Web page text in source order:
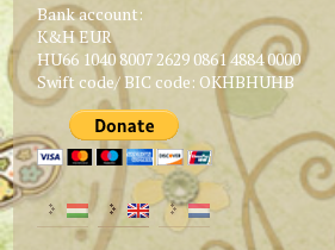
Bank account:
K&H EUR
HU66 1040 8007 2629 0861 4884 0000
Swift code/ BIC code: OKHBHUHB